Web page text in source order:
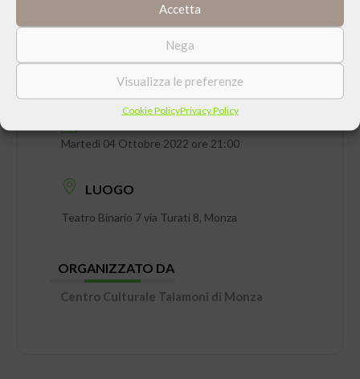
Accetta
Nega
Visualizza le preferenze
Cookie PolicyPrivacy Policy
Martedì 04 Ottobre 2022 ore 21:00
LUOGO
Teatro Binario 7 via Turati 8, Monza
ORGANIZZATO DA
Centro Culturale Talamoni di Monza